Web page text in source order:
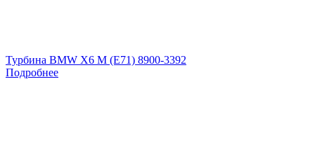
Турбина BMW X6 M (E71) 8900-3392
Подробнее